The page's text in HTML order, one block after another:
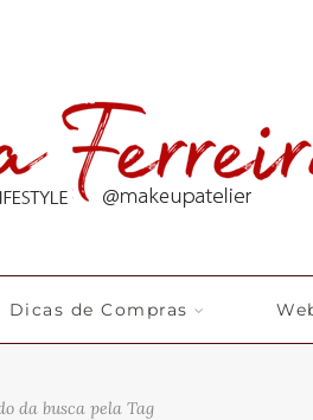
Dicas de Compras
da busca pela Tag